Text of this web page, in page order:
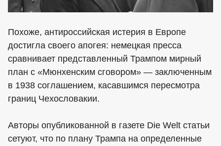
Похоже, антироссийская истерия в Европе
достигла своего апогея: немецкая пресса
сравнивает представленный Трампом мирный
план с «Мюнхенским сговором» — заключенным
в 1938 соглашением, касавшимся пересмотра
границ Чехословакии.
Авторы опубликованной в газете Die Welt статьи
сетуют, что по плану Трампа на определенные